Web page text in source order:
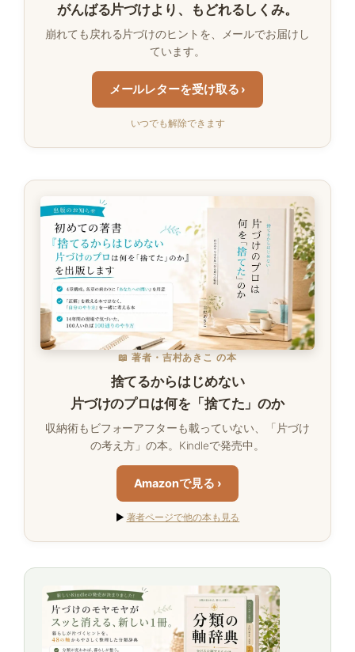
がんばる片づけより、もどれるしくみ。
崩れても戻れる片づけのヒントを、メールでお届けし
ています。
メールレターを受け取る ›
いつでも解除できます
📖 著者・吉村あきこ の本
捨てるからはじめない
片づけのプロは何を「捨てた」のか
収納術もビフォーアフターも載っていない、「片づけ
の考え方」の本。Kindleで発売中。
Amazonで見る ›
▶ 著者ページで他の本も見る